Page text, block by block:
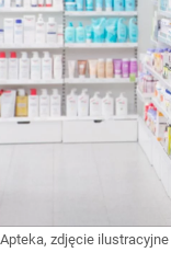
Apteka, zdjęcie ilustracyjne